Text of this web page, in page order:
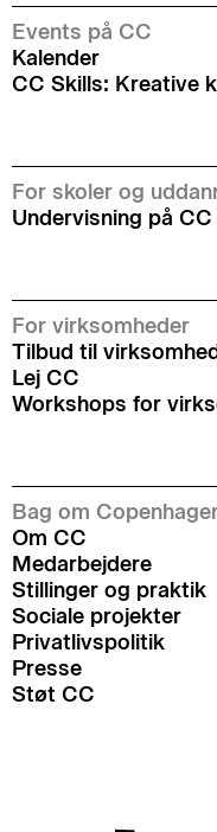
Events på CC
Kalender
CC Skills: Kreative
For skoler og
Undervisning på CC
For virksomheder
Tilbud til
Lej CC
Workshops for
Bag om
Om CC
Medarbejdere
Stillinger og praktik
Sociale projekter
Privatlivspolitik
Presse
Støt CC